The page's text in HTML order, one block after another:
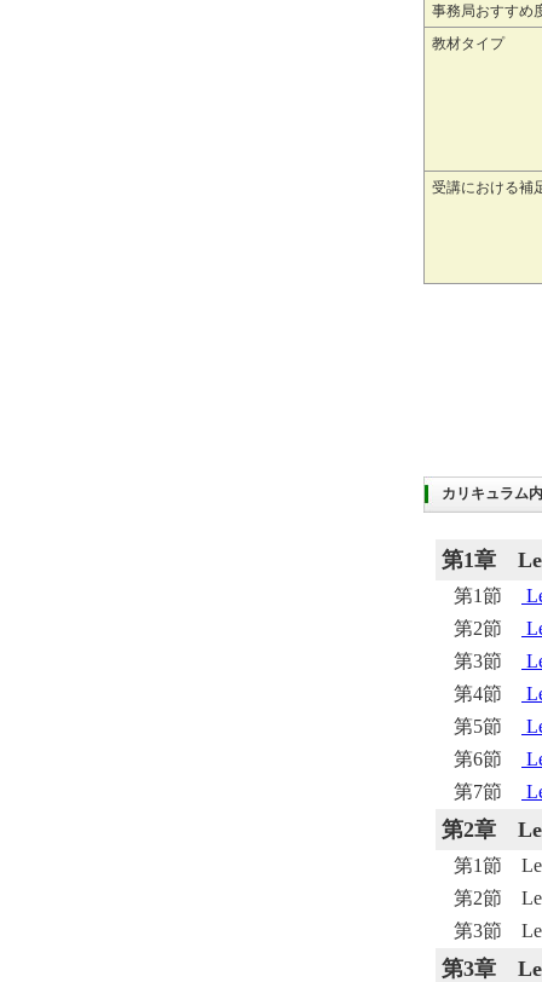
事務局おすすめ
教材タイプ
受講における補
カリキュラム
第1章
第1節
第2節
第3節
第4節
第5節
第6節
第7節
第2章
第1節
第2節
第3節
第3章